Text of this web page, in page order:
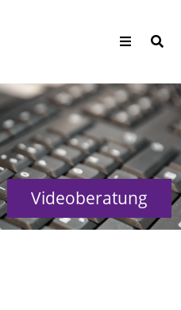
Videoberatung